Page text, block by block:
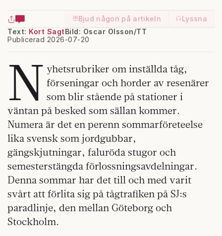
Bjud någon på artikeln
Lyssna
Text: Kort Sagt
Publicerad 2026-07-20
Bild: Oscar Olsson/TT
N yhetsrubriker om inställda tåg,
förseningar och horder av resenärer
som blir stående på stationer i
väntan på besked som sällan kommer.
Numera är det en perenn sommarföreteelse
lika svensk som jordgubbar,
gängskjutningar, faluröda stugor och
semesterstängda förlossningsavdelningar.
Denna sommar har det till och med varit
svårt att förlita sig på tågtrafiken på SJ:s
paradlinje, den mellan Göteborg och
Stockholm.